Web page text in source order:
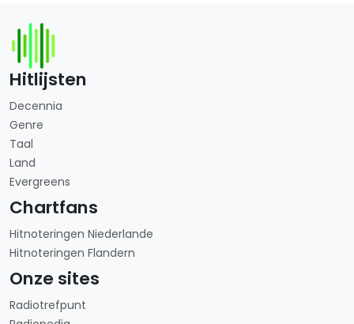
Hitlijsten
Decennia
Genre
Taal
Land
Evergreens
Chartfans
Hitnoteringen Niederlande
Hitnoteringen Flandern
Onze sites
Radiotrefpunt